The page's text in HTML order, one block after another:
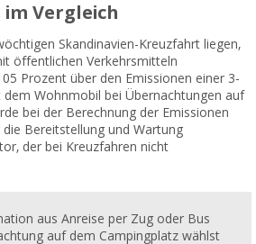
Vergleich
Skandinavien-Kreuzfahrt liegen,
öffentlichen Verkehrsmitteln
Prozent über den Emissionen einer 3-
Wohnmobil bei Übernachtungen auf
bei der Berechnung der Emissionen
Bereitstellung und Wartung
der bei Kreuzfahren nicht
aus Anreise per Zug oder Bus
auf dem Campingplatz wählst